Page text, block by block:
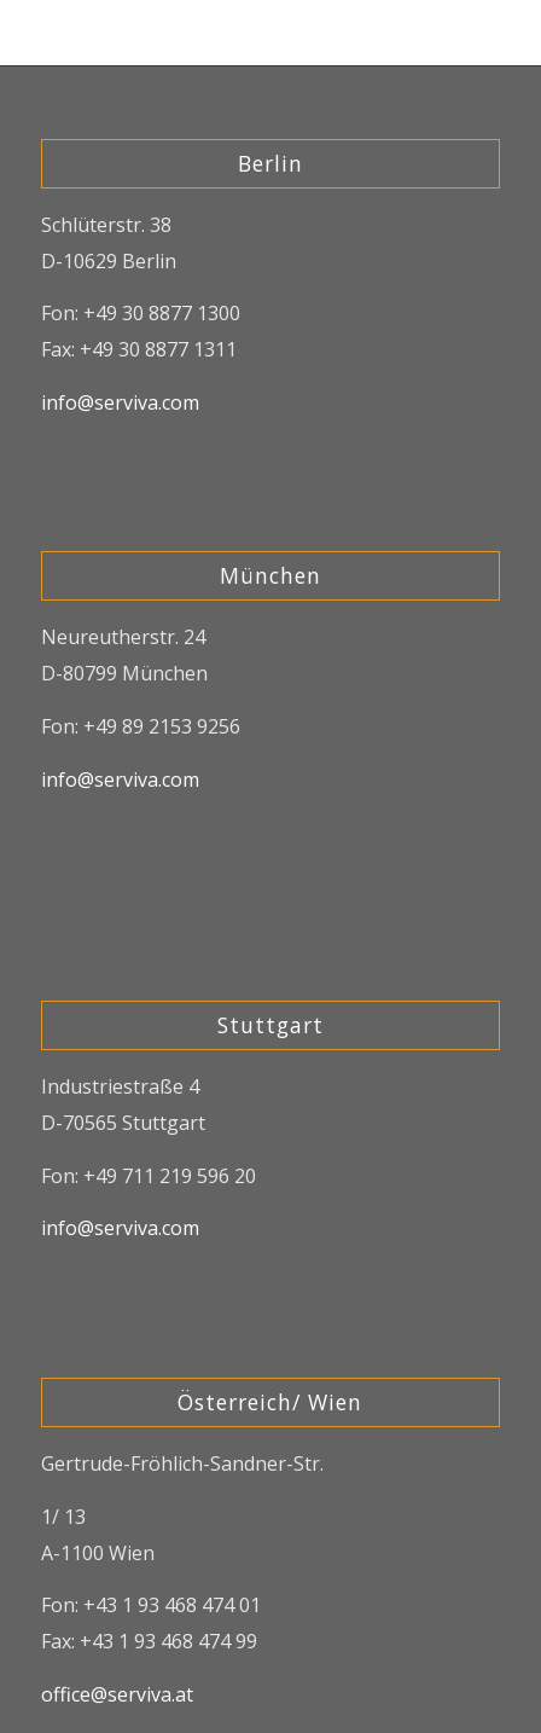
Berlin
Schlüterstr. 38
D-10629 Berlin
Fon: +49 30 8877 1300
Fax: +49 30 8877 1311
info@serviva.com
München
Neureutherstr. 24
D-80799 München
Fon: +49 89 2153 9256
info@serviva.com
Stuttgart
Industriestraße 4
D-70565 Stuttgart
Fon: +49 711 219 596 20
info@serviva.com
Österreich/ Wien
Gertrude-Fröhlich-Sandner-Str.
1/ 13
A-1100 Wien
Fon: +43 1 93 468 474 01
Fax: +43 1 93 468 474 99
office@serviva.at